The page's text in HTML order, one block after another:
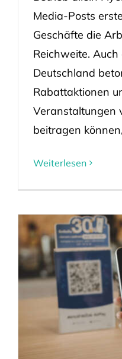
Media-Posts
Geschäfte die
Reichweite.
Deutschland
Rabattaktionen
Veranstaltungen
beitragen
Weiterlesen